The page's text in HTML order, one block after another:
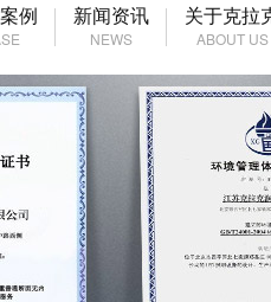
例 新闻资讯
NEWS
关于克拉
ABOUT US